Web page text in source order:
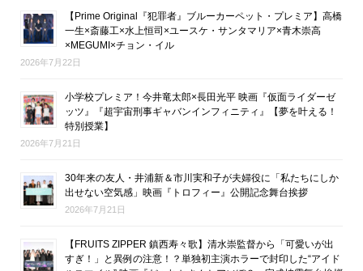
【Prime Original『犯罪者』ブルーカーペット・プレミア】高橋
一生×斎藤工×水上恒司×ユースケ・サンタマリア×青木崇高
×MEGUMI×チョン・イル
2026年7月22日
小学校プレミア！今井竜太郎×長田光平 映画『仮面ライダーゼ
ッツ』『超宇宙刑事ギャバンインフィニティ』【夢を叶える！
特別授業】
2026年7月21日
30年来の友人・井浦新＆市川実和子が夫婦役に「私たちにしか
出せない空気感」映画『トロフィー』公開記念舞台挨拶
2026年7月21日
【FRUITS ZIPPER 鎮西寿々歌】清水崇監督から「可愛いが出
すぎ！」と異例の注意！？単独初主演ホラーで封印した“アイド